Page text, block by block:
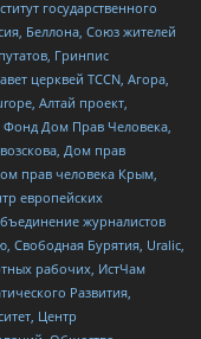
государственного
Беллона, Союз жителей
Гринпис
церквей TCCN, Агора,
Алтай проект,
Дом Прав Человека,
Дом прав
прав человека Крым,
европейских
журналистов
Свободная Бурятия, Uralic,
рабочих, ИстЧам
Развития,
Центр